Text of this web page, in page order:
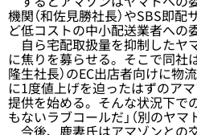
機関（和佐見勝社長）やSBS即配
ど低コストの中小配送業者への
自ら宅配取扱量を抑制したヤ
に焦りを募らせる。そこで同社
隆生社長）のEC出店者向けに物
に1度値上げを迫ったはずのア
提供を始める。そんな状況下で
もないラブコールだ」（別のヤマ
今後、鹿妻氏はアマゾンとの